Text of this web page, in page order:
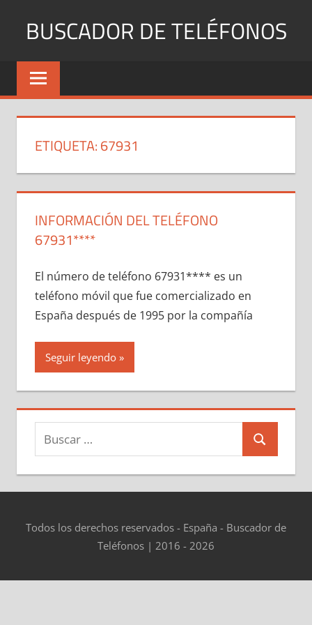
BUSCADOR DE TELÉFONOS
Identifica
Números
y
ETIQUETA:67931
INFORMACIÓN DEL TELÉFONO
67931****
El número dе teléfono 67931**** es un
teléfono móvil quе fue comercializado en
España después dе 1995 pοr la compañía
Seguir leyendo
Buscar:
Buscar
Todos los derechos reservados - España - Buscador de
Teléfonos | 2016 - 2026